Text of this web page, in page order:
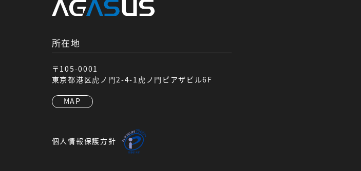
所在地
〒105-0001
東京都港区虎ノ門2-4-1虎ノ門ピアザビル6F
MAP
個人情報保護方針